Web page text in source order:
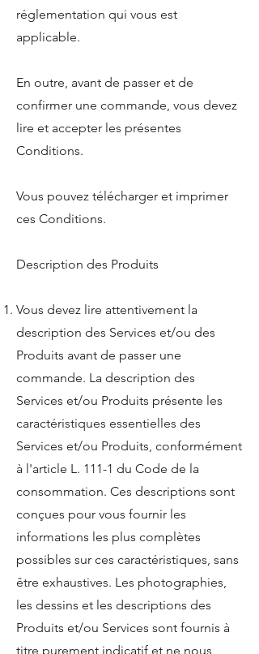
réglementation qui vous est
applicable.
En outre, avant de passer et de
confirmer une commande, vous devez
lire et accepter les présentes
Conditions.
Vous pouvez télécharger et imprimer
ces Conditions.
Description des Produits
Vous devez lire attentivement la
description des Services et/ou des
Produits avant de passer une
commande. La description des
Services et/ou Produits présente les
caractéristiques essentielles des
Services et/ou Produits, conformément
à l'article L. 111-1 du Code de la
consommation. Ces descriptions sont
conçues pour vous fournir les
informations les plus complètes
possibles sur ces caractéristiques, sans
être exhaustives. Les photographies,
les dessins et les descriptions des
Produits et/ou Services sont fournis à
titre purement indicatif et ne nous